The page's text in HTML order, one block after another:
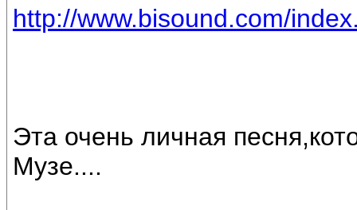
http://www.bisound.com/
Эта очень личная
Музе....